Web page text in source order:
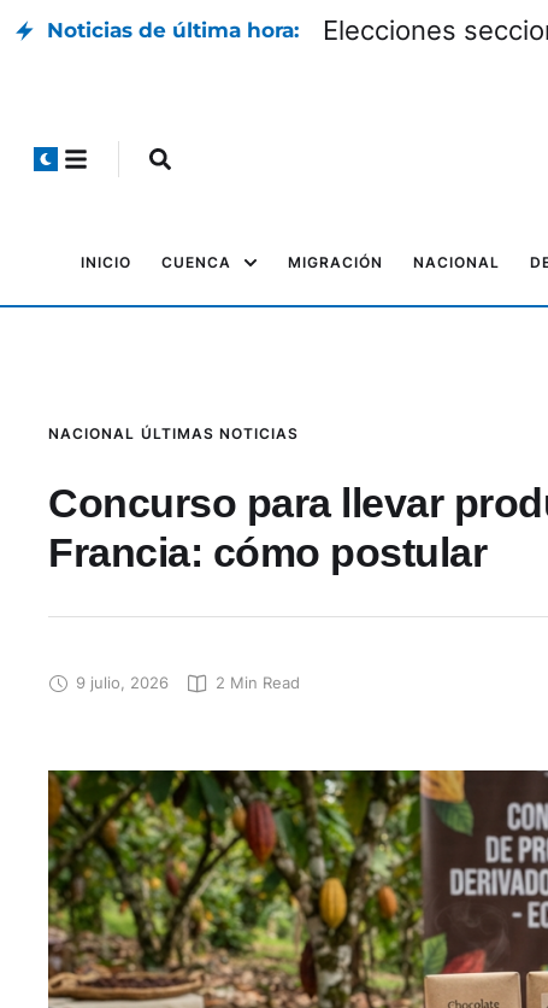
Noticias de última hora:
El cuencano Jorge Carpio
INICIO CUENCA MIGRACIÓN NACIONAL
NACIONAL ÚLTIMAS NOTICIAS
Concurso para llevar
Francia: cómo postular
9 julio, 2026 2 Min Read